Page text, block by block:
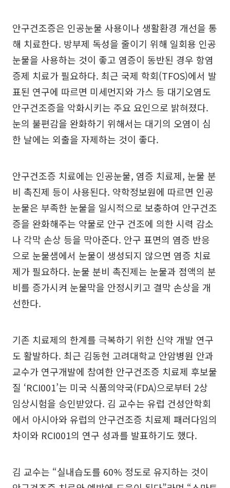
안구건조증은 인공눈물 사용이나 생활환경 개선을 통
해 치료한다. 방부제 독성을 줄이기 위해 일회용 인공
눈물을 사용하는 것이 좋고 염증이 동반된 경우 항염
증제 치료가 필요하다. 최근 국제 학회(TFOS)에서 발
표된 연구에 따르면 미세먼지와 가스 등 대기오염도
안구건조증을 악화시키는 주요 요인으로 밝혀졌다.
눈의 불편감을 완화하기 위해서는 대기의 오염이 심
한 날에는 외출을 자제하는 것이 좋다.
안구건조증 치료에는 인공눈물, 염증 치료제, 눈물 분
비 촉진제 등이 사용된다. 약학정보원에 따르면 인공
눈물은 부족한 눈물을 일시적으로 보충하여 안구건조
증을 완화해주는 약물로 안구 건조에 의한 시력 감소
나 각막 손상 등을 막아준다. 안구 표면의 염증 반응
으로 눈물샘에서 눈물이 생성되지 않으면 염증 치료
제가 필요하다. 눈물 분비 촉진제는 눈물과 점액의 분
비를 증가시켜 눈물막을 안정시키고 결막 손상을 개
선한다.
기존 치료제의 한계를 극복하기 위한 신약 개발 연구
도 활발하다. 최근 김동현 고려대학교 안암병원 안과
교수가 연구개발에 참여한 안구건조증 치료제 후보물
질 ‘RCI001’는 미국 식품의약국(FDA)으로부터 2상
임상시험을 승인받았다. 김 교수는 유럽 건성안학회
에서 아시아와 유럽의 안구건조증 치료제 패러다임의
차이와 RCI001의 연구 성과를 발표하기도 했다.
김 교수는 “실내습도를 60% 정도로 유지하는 것이